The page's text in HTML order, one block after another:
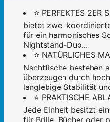
⭐ PERFEKTES
bietet zwei
für ein harmonisches
Nightstand-Duo...
⭐ NATÜRLICHES
Nachttische bestehen
überzeugen durch
langlebige Stabilität
⭐ PRAKTISCHE
Jede Einheit besitzt
für Brille, Bücher oder